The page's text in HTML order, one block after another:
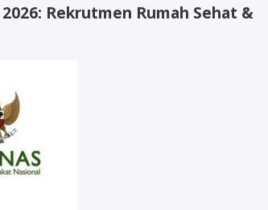
Rekrutmen Rumah Sehat &